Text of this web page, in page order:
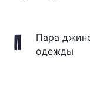
Пара
одежды